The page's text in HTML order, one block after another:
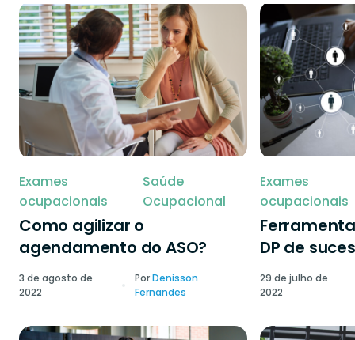
Exames
ocupacionais
Saúde
Ocupacional
Como agilizar o
agendamento do ASO?
3 de agosto de
2022
PorDenisson
Fernandes
Exames
ocupacionais
DP de
29 de julho de
2022